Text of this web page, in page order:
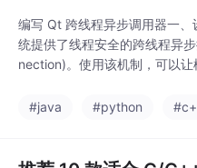
编写 Qt 跨线程异步调用器一
统提供了线程安全的跨线程异
nection)。使用该机制，可以让
#java #python